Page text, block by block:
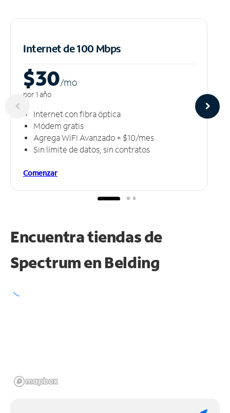
Internet de 100 Mbps
$30/mo
por 1 año
Internet con fibra óptica
Módem gratis
Agrega WiFi Avanzado + $10/mes
Sin límite de datos, sin contratos
Comenzar
Encuentra tiendas de
Spectrum en Belding